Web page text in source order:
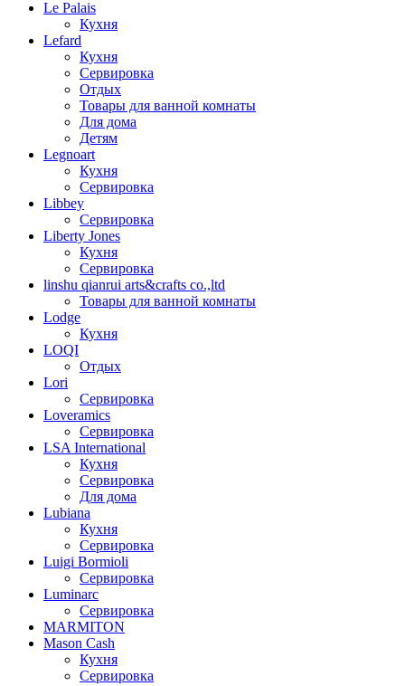
Le Palais
Кухня
Lefard
Кухня
Сервировка
Отдых
Товары для ванной комнаты
Для дома
Детям
Legnoart
Кухня
Сервировка
Libbey
Сервировка
Liberty Jones
Кухня
Сервировка
linshu qianrui arts&crafts co.,ltd
Товары для ванной комнаты
Lodge
Кухня
LOQI
Отдых
Lori
Сервировка
Loveramics
Сервировка
LSA International
Кухня
Сервировка
Для дома
Lubiana
Кухня
Сервировка
Luigi Bormioli
Сервировка
Luminarc
Сервировка
MARMITON
Mason Cash
Кухня
Сервировка